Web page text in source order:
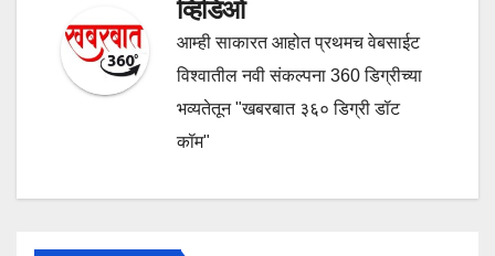
व्हिडिओ
आम्ही साकारत आहोत प्रथमच वेबसाईट
विश्वातील नवी संकल्पना 360 डिग्रीच्या
भव्यतेतून "खबरबात ३६० डिग्री डॉट
कॉम"